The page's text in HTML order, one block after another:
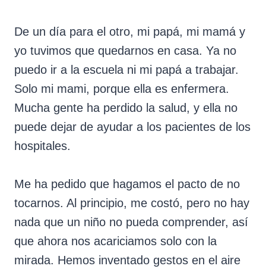
De un día para el otro, mi papá, mi mamá y
yo tuvimos que quedarnos en casa. Ya no
puedo ir a la escuela ni mi papá a trabajar.
Solo mi mami, porque ella es enfermera.
Mucha gente ha perdido la salud, y ella no
puede dejar de ayudar a los pacientes de los
hospitales.
Me ha pedido que hagamos el pacto de no
tocarnos. Al principio, me costó, pero no hay
nada que un niño no pueda comprender, así
que ahora nos acariciamos solo con la
mirada. Hemos inventado gestos en el aire